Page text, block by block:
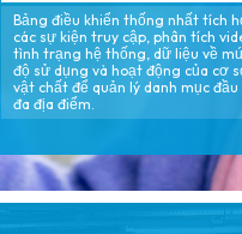
Bảng điều khiển thống nhất tích
các sự kiện truy cập, phân tích
tình trạng hệ thống, dữ liệu về
độ sử dụng và hoạt động của cơ
vật chất để quản lý danh mục
đa địa điểm.